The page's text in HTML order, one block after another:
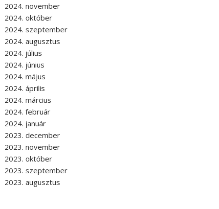
2024. november
2024. október
2024. szeptember
2024. augusztus
2024. július
2024. június
2024. május
2024. április
2024. március
2024. február
2024. január
2023. december
2023. november
2023. október
2023. szeptember
2023. augusztus